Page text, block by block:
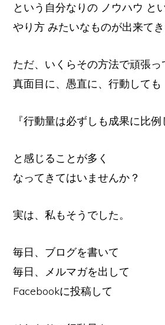
という自分なりの ノウハウ と
やり方 みたいなものが出来てき
ただ、いくらその方法で頑張っ
真面目に、愚直に、行動しても
『行動量は必ずしも成果に比例
と感じることが多く
なってきてはいませんか？
実は、私もそうでした。
毎日、ブログを書いて
毎日、メルマガを出して
Facebookに投稿して